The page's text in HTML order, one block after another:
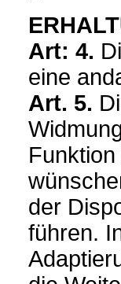
Art: 4.
eine
Art. 5.
der
führen.